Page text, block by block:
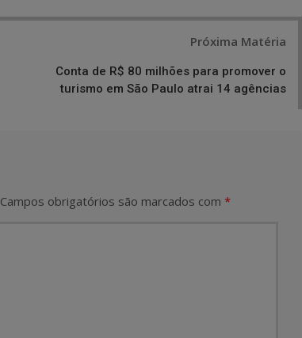
Próxima Matéria
Conta de R$ 80 milhões para promover o
turismo em São Paulo atrai 14 agências
Campos obrigatórios são marcados com *